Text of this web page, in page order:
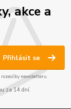
akce a
Přihlásit se
rozesílky newsletteru.
za 14 dní.